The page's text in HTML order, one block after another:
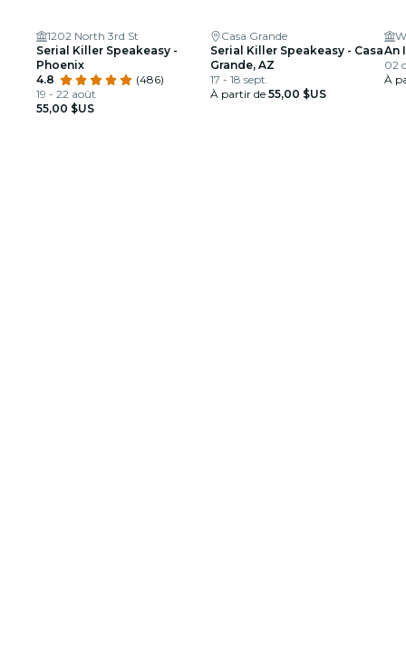
1202 North 3rd St
Serial Killer Speakeasy -
Phoenix
4.8
(486)
19 - 22 août
55,00 $US
Casa Grande
Serial Killer Speakeasy - Casa
Grande, AZ
17 - 18 sept.
À partir de 55,00 $US
An
02
À